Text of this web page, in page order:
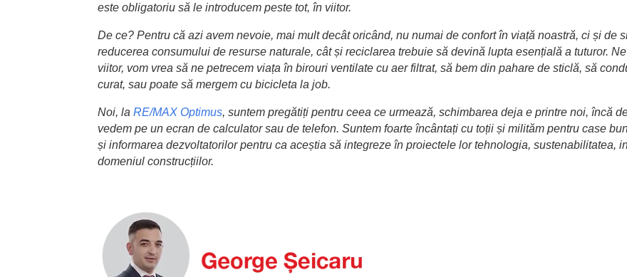
este obligatoriu să le introducem peste tot, în viitor.
De ce? Pentru că azi avem nevoie, mai mult decât oricând, nu numai de confort în viață noastră, ci și de
reducerea consumului de resurse naturale, cât și reciclarea trebuie să devină lupta esențială a tuturor.
viitor, vom vrea să ne petrecem viața în birouri ventilate cu aer filtrat, să bem din pahare de sticlă, să
curat, sau poate să mergem cu bicicleta la job.
Noi, la RE/MAX Optimus, suntem pregătiți pentru ceea ce urmează, schimbarea deja e printre noi, încă
vedem pe un ecran de calculator sau de telefon. Suntem foarte încântați cu toții și milităm pentru case
și informarea dezvoltatorilor pentru ca aceștia să integreze în proiectele lor tehnologia, sustenabilitatea,
domeniul construcțiilor.